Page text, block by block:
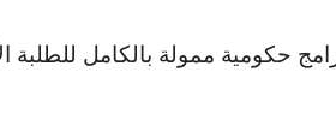
حكومية ممولة بالكامل للطلبة